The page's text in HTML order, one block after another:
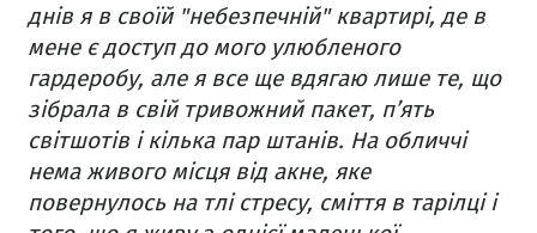
днів я в своїй "небезпечній" квартирі, де в
мене є доступ до мого улюбленого
гардеробу, але я все ще вдягаю лише те, що
зібрала в свій тривожний пакет, п’ять
світшотів і кілька пар штанів. На обличчі
нема живого місця від акне, яке
повернулось на тлі стресу, сміття в тарілці і